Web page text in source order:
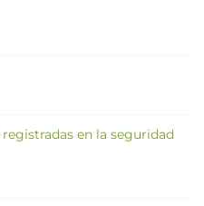
en la seguridad